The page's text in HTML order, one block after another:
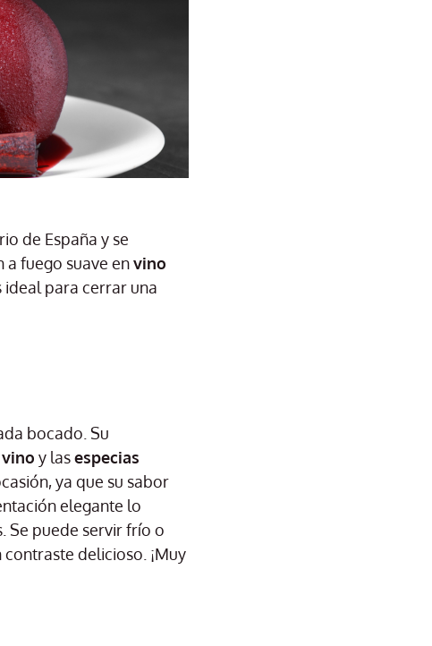
de España y se
a fuego suave envino
ideal para cerrar una
bocado. Su
vino y lasespecias
ya que su sabor
elegante lo
Se puede servir frío o
delicioso. ¡Muy